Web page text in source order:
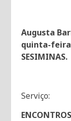
Augusta
quinta-
SESIMINAS.
Serviço: